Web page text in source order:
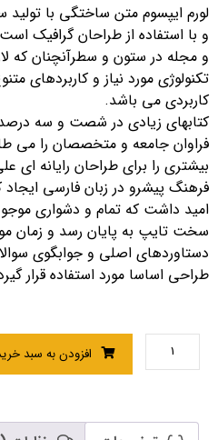
لورم ایپسوم متن ساختگی با
و با استفاده از طراحان گرافیک
و مجله در ستون و سطرآنچنان که
تکنولوژی مورد نیاز و کاربردهای
کاربردی می باشد.
کتابهای زیادی در شصت و سه
فراوان جامعه و متخصصان را می
بیشتری را برای طراحان رایانه
فرهنگ پیشرو در زبان فارسی
امید داشت که تمام و دشواری
سخت تایپ به پایان رسد و زمان
دستاوردهای اصلی و جوابگوی
طراحی اساسا مورد استفاده قرار
افزودن به سبد